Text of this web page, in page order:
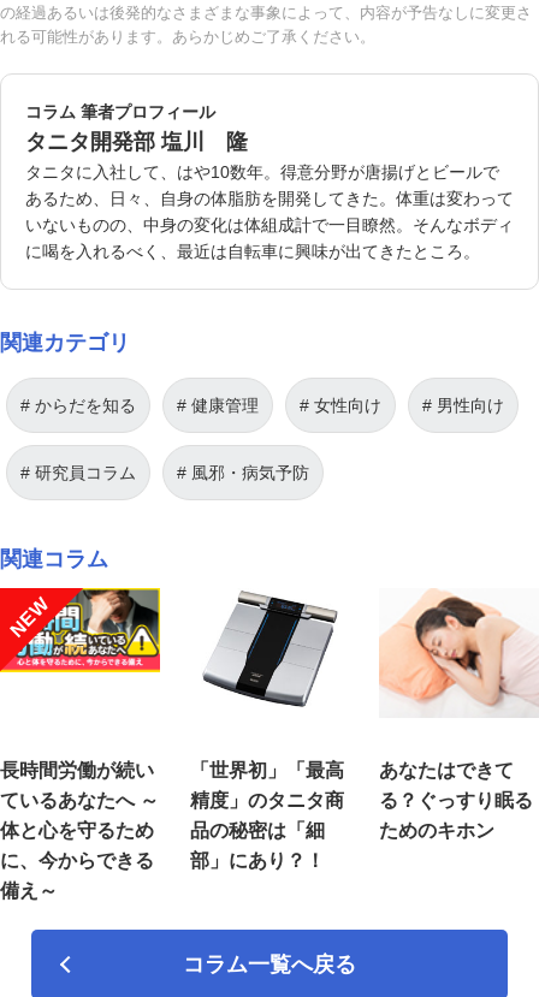
の経過あるいは後発的なさまざまな事象によって、内容が予告なしに変更さ
れる可能性があります。あらかじめご了承ください。
コラム 筆者プロフィール
タニタ開発部 塩川 隆
タニタに入社して、はや10数年。得意分野が唐揚げとビールで
あるため、日々、自身の体脂肪を開発してきた。体重は変わって
いないものの、中身の変化は体組成計で一目瞭然。そんなボディ
に喝を入れるべく、最近は自転車に興味が出てきたところ。
関連カテゴリ
からだを知る 健康管理 女性向け 男性向け
研究員コラム 風邪・病気予防
関連コラム
NEW
長時間労働が続い
ているあなたへ ～
体と心を守るため
に、今からできる
備え～
「世界初」「最高
精度」のタニタ商
品の秘密は「細
部」にあり？！
あなたはできて
る？ぐっすり眠る
ためのキホン
コラム一覧へ戻る